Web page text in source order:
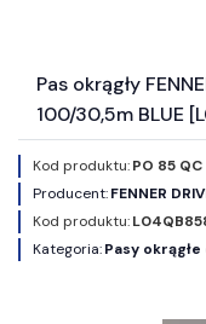
Pas okrągły
100/30,5m BLUE
Kod produktu:PO 85
Producent:FENNER
Kod produktu:
Kategoria:Pasy